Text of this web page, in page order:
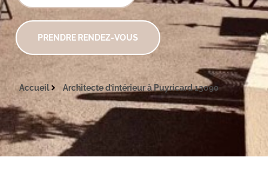
PRENDRE RENDEZ-VOUS
Accueil Architecte d’intérieur à Puyricard 13090